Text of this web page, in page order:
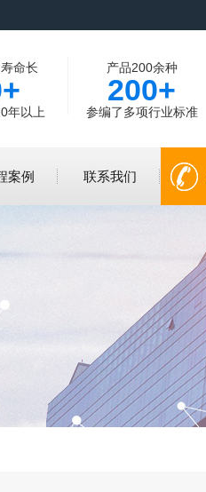
命长
年以上
产品200余种
200+
参编了多项行业标准
案例 联系我们